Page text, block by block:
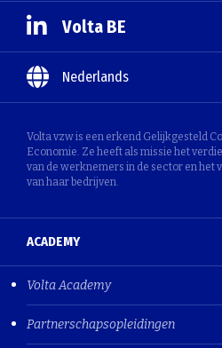
Volta vzw is een erkend Gelijkgesteld
Economie. Ze heeft als missie het
van de werknemers in de sector en het
van haar bedrijven.
Volta BE
Nederlands
ACADEMY
Volta Academy
Partnerschapsopleidingen